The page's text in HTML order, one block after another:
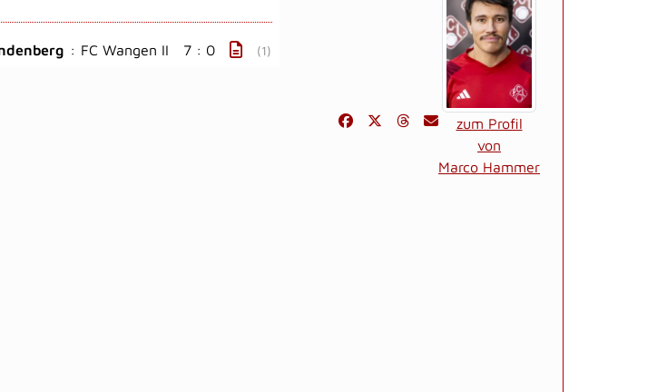
zum Profil
von
Marco Hammer
: FC Wangen II 7 : 0 (1)